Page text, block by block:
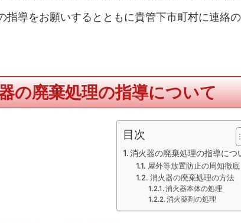
指導をお願いするとともに貴管下市町村に連絡
の廃棄処理の指導について
目次
消火器の廃棄処理の指導につ
屋外等放置防止の周知徹底
消火器の廃棄処理の方法
消火器本体の処理
消火薬剤の処理